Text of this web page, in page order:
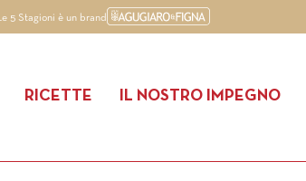
Le 5 Stagioni è un brand
RICETTE IL NOSTRO IMPEGNO